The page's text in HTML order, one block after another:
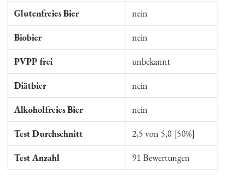
Glutenfreies Bier nein
Biobier nein
PVPP frei unbekannt
Diätbier nein
Alkoholfreies Bier nein
Test Durchschnitt 2,5 von 5,0 [50%]
Test Anzahl 91 Bewertungen